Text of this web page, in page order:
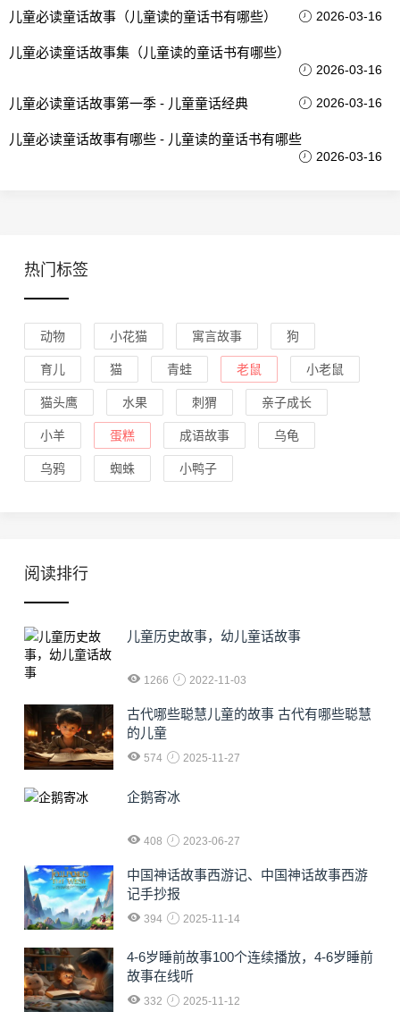
儿童必读童话故事（儿童读的童话书有哪些） 2026-03-16
儿童必读童话故事集（儿童读的童话书有哪些）
2026-03-16
儿童必读童话故事第一季 - 儿童童话经典 2026-03-16
儿童必读童话故事有哪些 - 儿童读的童话书有哪些
2026-03-16
热门标签
动物 小花猫 寓言故事 狗
育儿 猫 青蛙 老鼠 小老鼠
猫头鹰 水果 刺猬 亲子成长
小羊 蛋糕 成语故事 乌龟
乌鸦 蜘蛛 小鸭子
阅读排行
儿童历史故事，幼儿童话故事
1266 2022-11-03
古代哪些聪慧儿童的故事 古代有哪些聪慧
的儿童
574 2025-11-27
企鹅寄冰
408 2023-06-27
中国神话故事西游记、中国神话故事西游
记手抄报
394 2025-11-14
4-6岁睡前故事100个连续播放，4-6岁睡前
故事在线听
332 2025-11-12